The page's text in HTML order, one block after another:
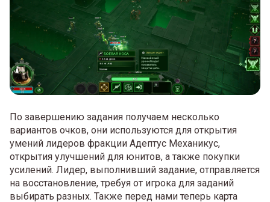
По завершению задания получаем несколько
вариантов очков, они используются для открытия
умений лидеров фракции Адептус Механикус,
открытия улучшений для юнитов, а также покупки
усилений. Лидер, выполнивший задание, отправляется
на восстановление, требуя от игрока для заданий
выбирать разных. Также перед нами теперь карта